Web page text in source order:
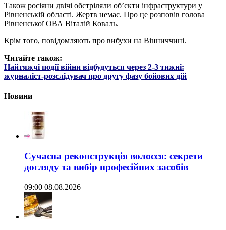
Також росіяни двічі обстріляли об’єкти інфраструктури у
Рівненській області. Жертв немає. Про це розповів голова
Рівненської ОВА Віталій Коваль.
Крім того, повідомляють про вибухи на Вінниччині.
Читайте також:
Найтяжчі події війни відбудуться через 2-3 тижні:
журналіст-розслідувач про другу фазу бойових дій
Новини
Сучасна реконструкція волосся: секрети
догляду та вибір професійних засобів
09:00 08.08.2026